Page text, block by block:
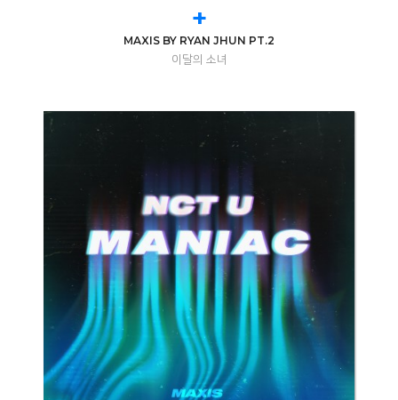
+
MAXIS BY RYAN JHUN PT.2
이달의 소녀